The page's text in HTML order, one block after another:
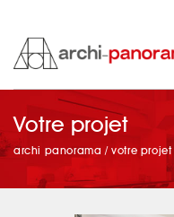
Votre projet
archi panorama /votre projet